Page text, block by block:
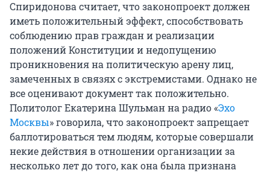
Спиридонова считает, что законопроект должен
иметь положительный эффект, способствовать
соблюдению прав граждан и реализации
положений Конституции и недопущению
проникновения на политическую арену лиц,
замеченных в связях с экстремистами. Однако не
все оценивают документ так положительно.
Политолог Екатерина Шульман на радио «Эхо
Москвы» говорила, что законопроект запрещает
баллотироваться тем людям, которые совершали
некие действия в отношении организации за
несколько лет до того, как она была признана